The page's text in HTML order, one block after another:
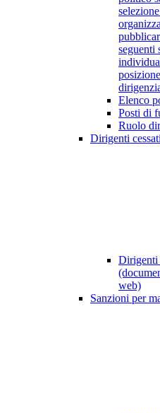
seguenti
Elenco
Posti di
Ruolo
Dirigenti cessati
Dirigenti
web)
Sanzioni per